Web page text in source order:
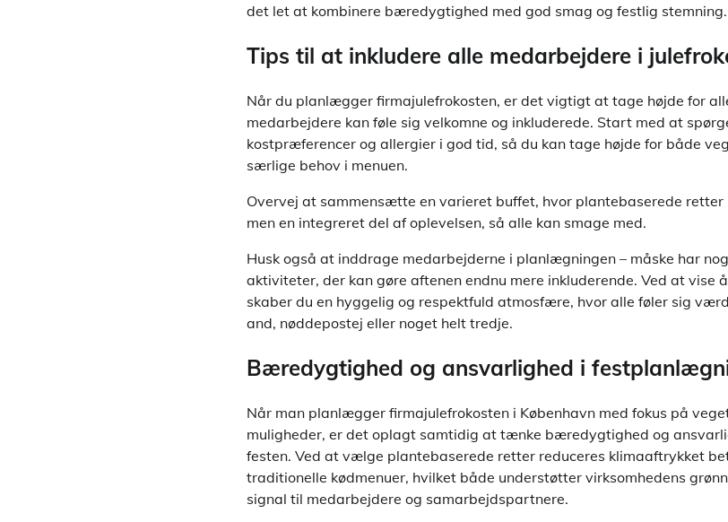
det let at kombinere bæredygtighed med god smag og festlig stemning.
Tips til at inkludere alle medarbejdere i
Når du planlægger firmajulefrokosten, er det vigtigt at tage højde for
medarbejdere kan føle sig velkomne og inkluderede. Start med at
kostpræferencer og allergier i god tid, så du kan tage højde for både
særlige behov i menuen.
Overvej at sammensætte en varieret buffet, hvor plantebaserede
men en integreret del af oplevelsen, så alle kan smage med.
Husk også at inddrage medarbejderne i planlægningen – måske har
aktiviteter, der kan gøre aftenen endnu mere inkluderende. Ved at vise
skaber du en hyggelig og respektfuld atmosfære, hvor alle føler sig
and, nøddepostej eller noget helt tredje.
Bæredygtighed og ansvarlighed i
Når man planlægger firmajulefrokosten i København med fokus på
muligheder, er det oplagt samtidig at tænke bæredygtighed og
festen. Ved at vælge plantebaserede retter reduceres klimaaftrykket
traditionelle kødmenuer, hvilket både understøtter virksomhedens
signal til medarbejdere og samarbejdspartnere.